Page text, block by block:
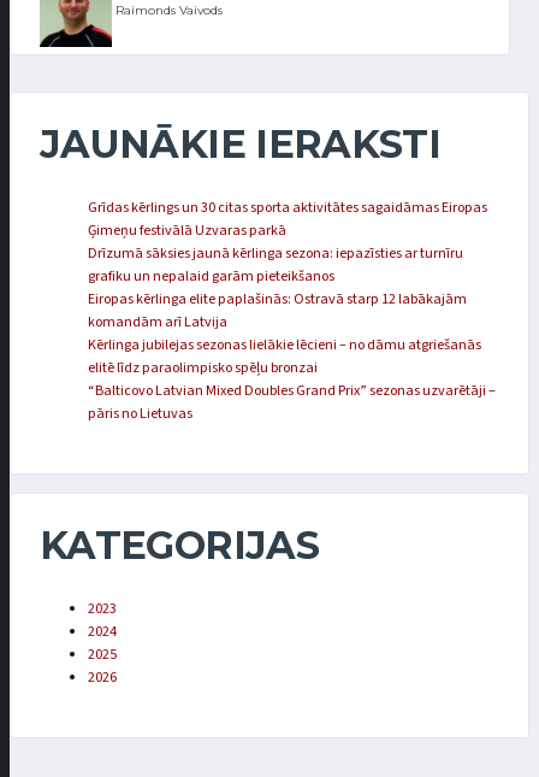
Raimonds Vaivods
JAUNĀKIE IERAKSTI
Grīdas kērlings un 30 citas sporta aktivitātes sagaidāmas Eiropas
Ģimeņu festivālā Uzvaras parkā
Drīzumā sāksies jaunā kērlinga sezona: iepazīsties ar turnīru
grafiku un nepalaid garām pieteikšanos
Eiropas kērlinga elite paplašinās: Ostravā starp 12 labākajām
komandām arī Latvija
Kērlinga jubilejas sezonas lielākie lēcieni – no dāmu atgriešanās
elitē līdz paraolimpisko spēļu bronzai
“Balticovo Latvian Mixed Doubles Grand Prix” sezonas uzvarētāji –
pāris no Lietuvas
KATEGORIJAS
2023
2024
2025
2026